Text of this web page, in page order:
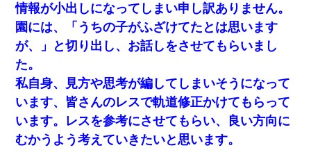
情報が小出しになってしまい申し訳ありません。
園には、「うちの子がふざけてたとは思います
が、」と切り出し、お話しをさせてもらいまし
た。
私自身、見方や思考が編してしまいそうになって
います、皆さんのレスで軌道修正かけてもらって
います。レスを参考にさせてもらい、良い方向に
むかうよう考えていきたいと思います。